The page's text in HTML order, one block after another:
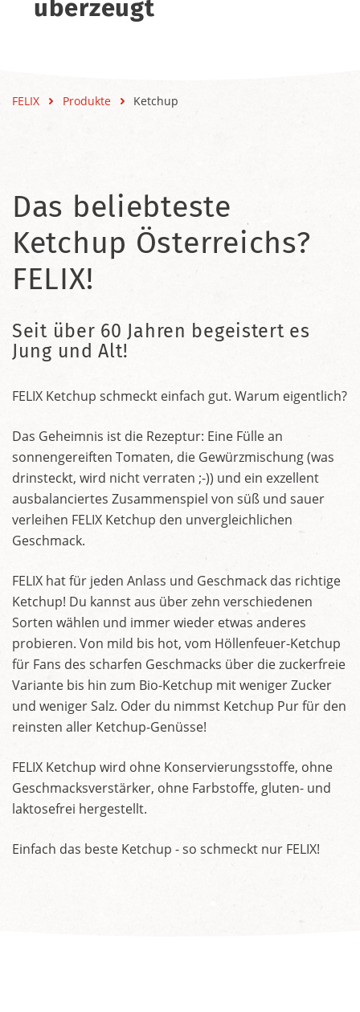
überzeugt
FELIX Produkte Ketchup
Das beliebteste
Ketchup Österreichs?
FELIX!
Seit über 60 Jahren begeistert es
Jung und Alt!
FELIX Ketchup schmeckt einfach gut. Warum eigentlich?
Das Geheimnis ist die Rezeptur: Eine Fülle an
sonnengereiften Tomaten, die Gewürzmischung (was
drinsteckt, wird nicht verraten ;-)) und ein exzellent
ausbalanciertes Zusammenspiel von süß und sauer
verleihen FELIX Ketchup den unvergleichlichen
Geschmack.
FELIX hat für jeden Anlass und Geschmack das richtige
Ketchup! Du kannst aus über zehn verschiedenen
Sorten wählen und immer wieder etwas anderes
probieren. Von mild bis hot, vom Höllenfeuer-Ketchup
für Fans des scharfen Geschmacks über die zuckerfreie
Variante bis hin zum Bio-Ketchup mit weniger Zucker
und weniger Salz. Oder du nimmst Ketchup Pur für den
reinsten aller Ketchup-Genüsse!
FELIX Ketchup wird ohne Konservierungsstoffe, ohne
Geschmacksverstärker, ohne Farbstoffe, gluten- und
laktosefrei hergestellt.
Einfach das beste Ketchup - so schmeckt nur FELIX!